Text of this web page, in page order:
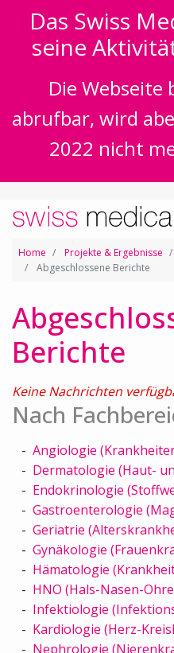
Das Swiss
seine
Die
abrufbar, wird
2022 nicht
Home Projekte & Ergebnisse
Abgeschlossene Berichte
Berichte
Keine Nachrichten
Nach
Angiologie
Dermatologie (Haut-
Endokrinologie
Gastroenterologie
Geriatrie
Gynäkologie
Hämatologie
HNO (Hals-Nasen-
Infektiologie
Kardiologie (Herz-
Nephrologie